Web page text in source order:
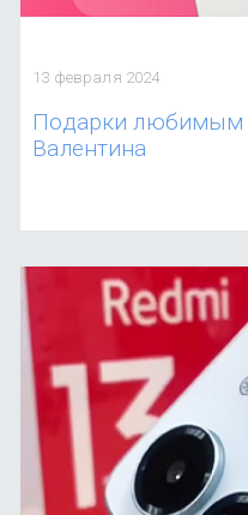
13 февраля 2024
Подарки любимым
Валентина